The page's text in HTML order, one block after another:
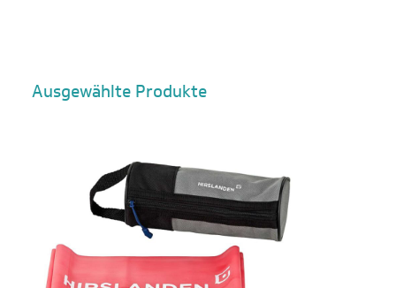
Ausgewählte Produkte